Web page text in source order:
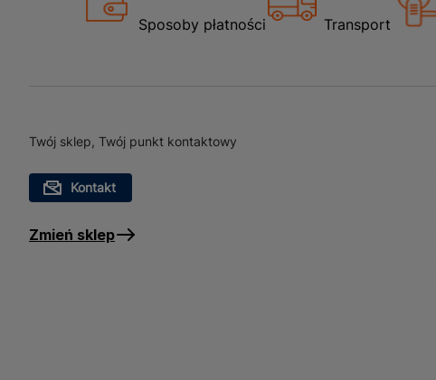
Sposoby płatności Transport
Twój sklep, Twój punkt kontaktowy
Kontakt
Zmień sklep